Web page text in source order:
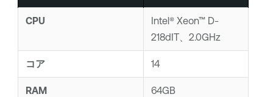
CPU
Intel® Xeon™ D-
218dIT、2.0GHz
コア 14
RAM 64GB